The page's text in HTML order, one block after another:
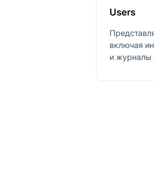
Users
включая
и журналы